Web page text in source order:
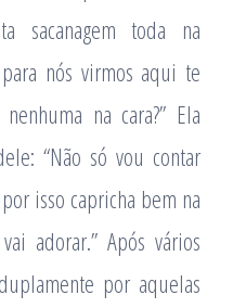
sacanagem toda na
nós virmos aqui te
na cara?” Ela
“Não só vou contar
isso capricha bem na
adorar.” Após vários
por aquelas